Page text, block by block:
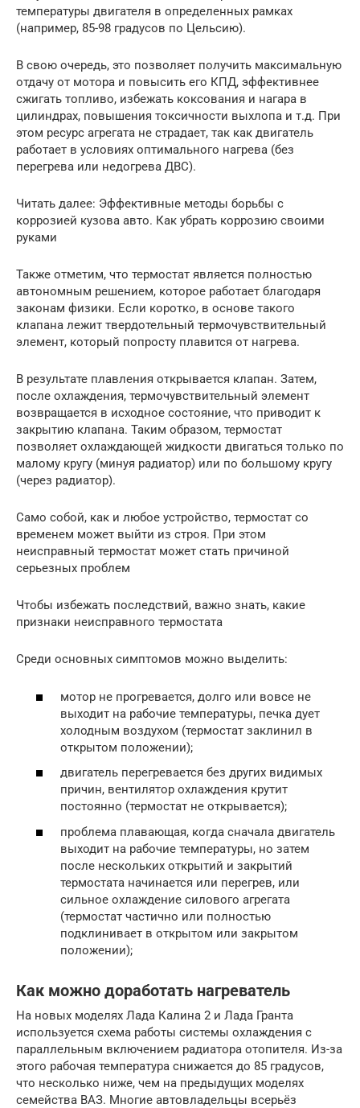
температуры двигателя в определенных рамках
(например, 85-98 градусов по Цельсию).
В свою очередь, это позволяет получить максимальную
отдачу от мотора и повысить его КПД, эффективнее
сжигать топливо, избежать коксования и нагара в
цилиндрах, повышения токсичности выхлопа и т.д. При
этом ресурс агрегата не страдает, так как двигатель
работает в условиях оптимального нагрева (без
перегрева или недогрева ДВС).
Читать далее: Эффективные методы борьбы с
коррозией кузова авто. Как убрать коррозию своими
руками
Также отметим, что термостат является полностью
автономным решением, которое работает благодаря
законам физики. Если коротко, в основе такого
клапана лежит твердотельный термочувствительный
элемент, который попросту плавится от нагрева.
В результате плавления открывается клапан. Затем,
после охлаждения, термочувствительный элемент
возвращается в исходное состояние, что приводит к
закрытию клапана. Таким образом, термостат
позволяет охлаждающей жидкости двигаться только по
малому кругу (минуя радиатор) или по большому кругу
(через радиатор).
Само собой, как и любое устройство, термостат со
временем может выйти из строя. При этом
неисправный термостат может стать причиной
серьезных проблем
Чтобы избежать последствий, важно знать, какие
признаки неисправного термостата
Среди основных симптомов можно выделить:
мотор не прогревается, долго или вовсе не
выходит на рабочие температуры, печка дует
холодным воздухом (термостат заклинил в
открытом положении);
двигатель перегревается без других видимых
причин, вентилятор охлаждения крутит
постоянно (термостат не открывается);
проблема плавающая, когда сначала двигатель
выходит на рабочие температуры, но затем
после нескольких открытий и закрытий
термостата начинается или перегрев, или
сильное охлаждение силового агрегата
(термостат частично или полностью
подклинивает в открытом или закрытом
положении);
Как можно доработать нагреватель
На новых моделях Лада Калина 2 и Лада Гранта
используется схема работы системы охлаждения с
параллельным включением радиатора отопителя. Из-за
этого рабочая температура снижается до 85 градусов,
что несколько ниже, чем на предыдущих моделях
семейства ВАЗ. Многие автовладельцы всерьёз